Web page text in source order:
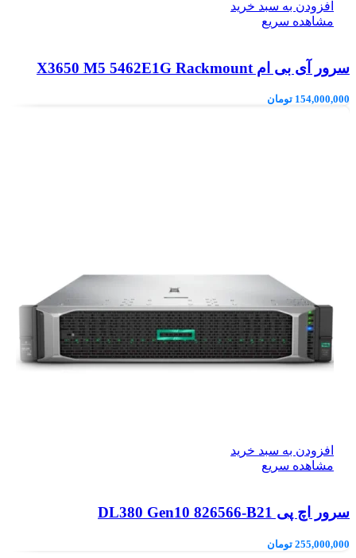
افزودن به سبد خرید
مشاهده سریع
سرور آی بی ام X3650 M5 5462E1G Rackmount
154,000,000 تومان
افزودن به سبد خرید
مشاهده سریع
سرور اچ پی DL380 Gen10 826566-B21
255,000,000 تومان